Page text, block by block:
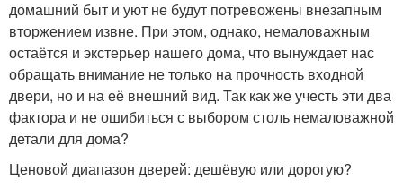
домашний быт и уют не будут потревожены внезапным
вторжением извне. При этом, однако, немаловажным
остаётся и экстерьер нашего дома, что вынуждает нас
обращать внимание не только на прочность входной
двери, но и на её внешний вид. Так как же учесть эти два
фактора и не ошибиться с выбором столь немаловажной
детали для дома?
Ценовой диапазон дверей: дешёвую или дорогую?